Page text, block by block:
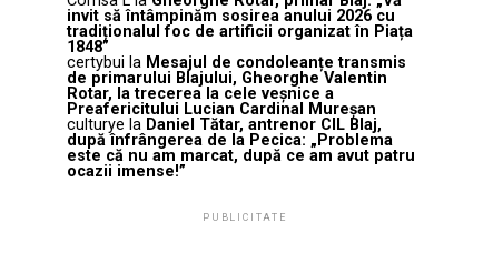
invit să întâmpinăm sosirea anului 2026 cu
tradiționalul foc de artificii organizat în Piața
1848”
certybui la Mesajul de condoleanțe transmis
de primarului Blajului, Gheorghe Valentin
Rotar, la trecerea la cele veșnice a
Preafericitului Lucian Cardinal Mureșan
culturye la Daniel Tătar, antrenor CIL Blaj,
după înfrângerea de la Pecica: „Problema
este că nu am marcat, după ce am avut patru
ocazii imense!”
PUBLICITATE